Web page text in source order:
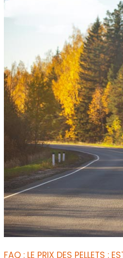
FAQ : LE PRIX DES PELLETS :